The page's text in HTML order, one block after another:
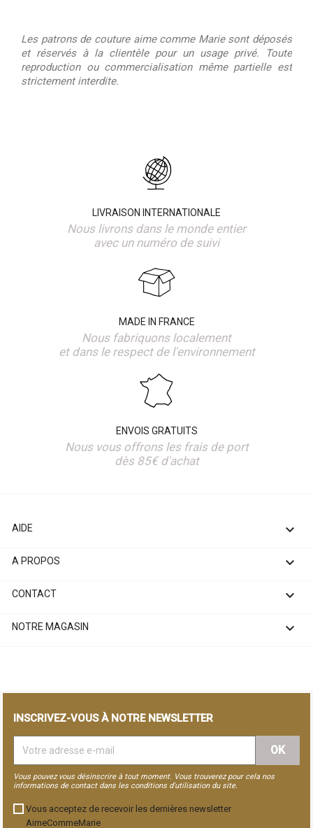
Les patrons de couture aime comme Marie sont déposés
et réservés à la clientèle pour un usage privé. Toute
reproduction ou commercialisation même partielle est
strictement interdite.
LIVRAISON INTERNATIONALE
Nous livrons dans le monde entier
avec un numéro de suivi
MADE IN FRANCE
Nous fabriquons localement
et dans le respect de l'environnement
ENVOIS GRATUITS
Nous vous offrons les frais de port
dès 85€ d'achat
AIDE 
A PROPOS 
CONTACT 
NOTRE MAGASIN 
INSCRIVEZ-VOUS À NOTRE NEWSLETTER
Vous pouvez vous désinscrire à tout moment. Vous trouverez pour cela nos
informations de contact dans les conditions d'utilisation du site.
Vous acceptez de recevoir les dernières newsletter
AimeCommeMarie